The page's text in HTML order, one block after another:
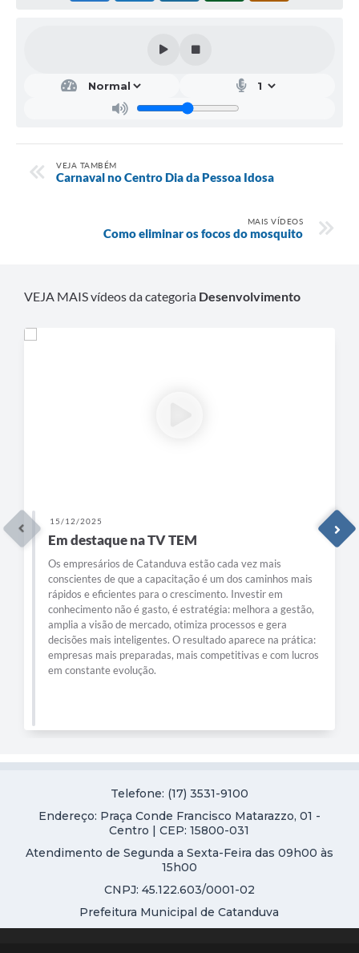
VEJA TAMBÉM
Carnaval no Centro Dia da Pessoa Idosa
MAIS VÍDEOS
Como eliminar os focos do mosquito
VEJA MAIS vídeos da categoria Desenvolvimento
15/12/2025
Em destaque na TV TEM
Os empresários de Catanduva estão cada vez mais
conscientes de que a capacitação é um dos caminhos mais
rápidos e eficientes para o crescimento. Investir em
conhecimento não é gasto, é estratégia: melhora a gestão,
amplia a visão de mercado, otimiza processos e gera
decisões mais inteligentes. O resultado aparece na prática:
empresas mais preparadas, mais competitivas e com lucros
em constante evolução.
Telefone: (17) 3531-9100
Endereço: Praça Conde Francisco Matarazzo, 01 -
Centro | CEP: 15800-031
Atendimento de Segunda a Sexta-Feira das 09h00 às
15h00
CNPJ: 45.122.603/0001-02
Prefeitura Municipal de Catanduva